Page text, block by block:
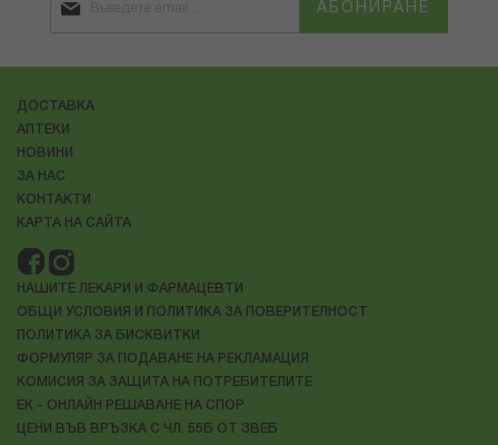
АБОНИРАНЕ
ДОСТАВКА
АПТЕКИ
НОВИНИ
ЗА НАС
КОНТАКТИ
КАРТА НА САЙТА
НАШИТЕ ЛЕКАРИ И ФАРМАЦЕВТИ
ОБЩИ УСЛОВИЯ И ПОЛИТИКА ЗА ПОВЕРИТЕЛНОСТ
ПОЛИТИКА ЗА БИСКВИТКИ
ФОРМУЛЯР ЗА ПОДАВАНЕ НА РЕКЛАМАЦИЯ
КОМИСИЯ ЗА ЗАЩИТА НА ПОТРЕБИТЕЛИТЕ
ЕК - ОНЛАЙН РЕШАВАНЕ НА СПОР
ЦЕНИ ВЪВ ВРЪЗКА С ЧЛ. 55Б ОТ ЗВЕБ